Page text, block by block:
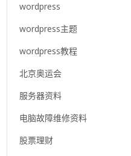
wordpress
wordpress主题
wordpress教程
北京奥运会
服务器资料
电脑故障维修资料
股票理财